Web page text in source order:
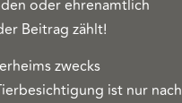
oder ehrenamtlich
Beitrag zählt!
zwecks
ist nur nach